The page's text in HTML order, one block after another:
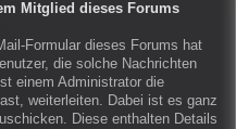
Mitglied dieses Forums
Formular dieses Forums hat
die solche Nachrichten
einem Administrator die
weiterleiten. Dabei ist es ganz
Diese enthalten Details